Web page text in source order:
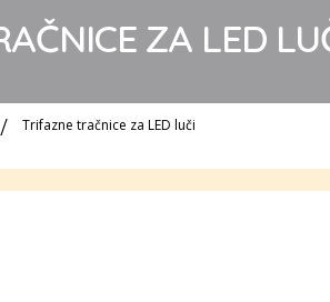
ZA LED
Trifazne tračnice za LED luči